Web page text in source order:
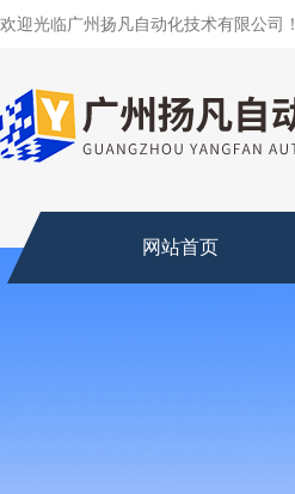
欢迎光临广州扬凡自动化技术有限公司！
网站首页